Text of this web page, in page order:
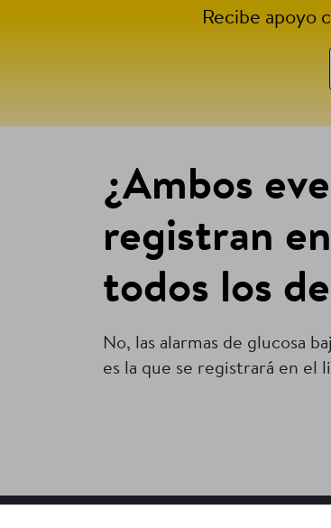
Recibe apoyo
¿Ambos
registran
todos los
No, las alarmas de glucosa
es la que se registrará en el